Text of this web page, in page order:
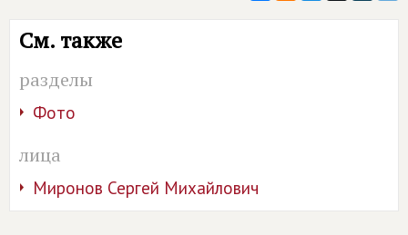
См. также
разделы
Фото
лица
Миронов Сергей Михайлович